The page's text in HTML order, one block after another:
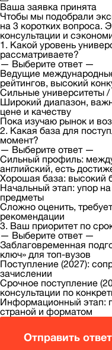
Ваша заявка принята
Чтобы мы подобрали
на 3 коротких вопроса.
консультации и
1. Какой уровень
рассматриваете?
— Выберите ответ —
Ведущие
рейтингов, высокий
Сильные университеты
Широкий диапазон,
цене и качеству
Пока изучаю рынок и
2. Какая база для
момент?
— Выберите ответ —
Сильный профиль:
английский, есть
Хорошая база: высокий
Начальный этап: упор
предметы
Сложно оценить,
рекомендации
3. Ваш приоритет по
— Выберите ответ —
Заблаговременная
ключ» для топ-вузов
Поступление (2027):
зачислении
Срочное поступление
консультации по
Информационный этап:
страной и форматом
Отправить